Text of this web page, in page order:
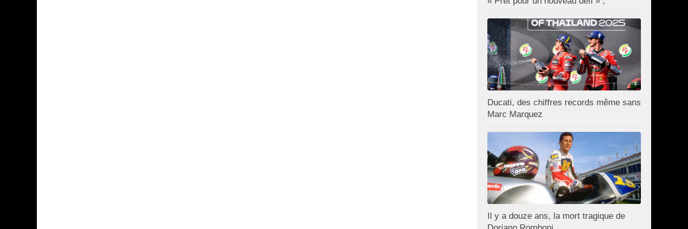
Ducati, des chiffres records même sans
Marc Marquez
Il y a douze ans, la mort tragique de